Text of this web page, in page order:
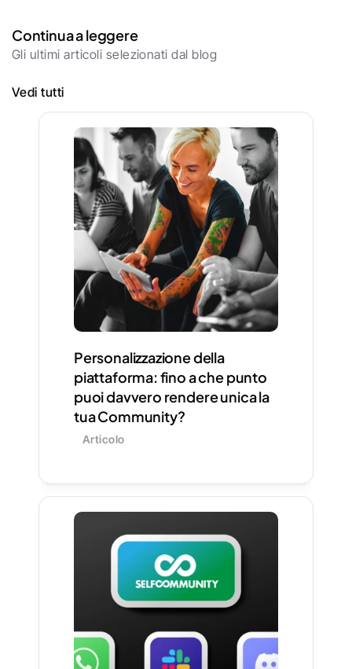
Continua a leggere
Gli ultimi articoli selezionati dal blog
Vedi tutti
Personalizzazione della
piattaforma: fino a che punto
puoi davvero rendere unica la
tua Community?
Articolo